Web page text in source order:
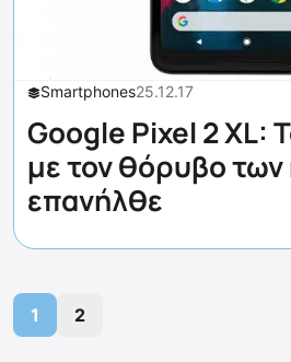
Smartphones25.12.17
Google Pixel 2 XL:
με τον θόρυβο των
επανήλθε
1 2